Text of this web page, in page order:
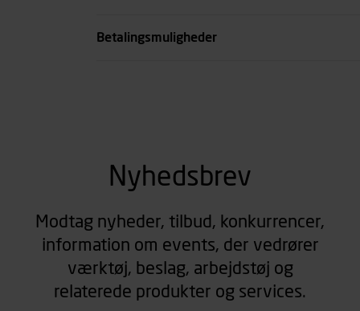
Betalingsmuligheder
Nyhedsbrev
Modtag nyheder, tilbud, konkurrencer,
information om events, der vedrører
værktøj, beslag, arbejdstøj og
relaterede produkter og services.